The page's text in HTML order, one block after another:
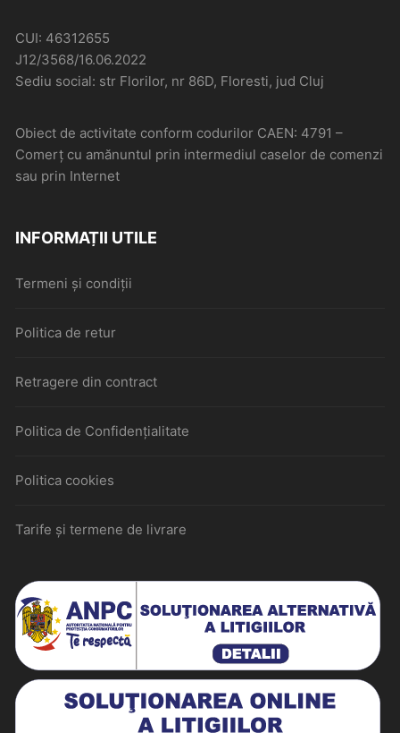
CUI: 46312655
J12/3568/16.06.2022
Sediu social: str Florilor, nr 86D, Floresti, jud Cluj
Obiect de activitate conform codurilor CAEN: 4791 –
Comerţ cu amănuntul prin intermediul caselor de comenzi
sau prin Internet
INFORMAȚII UTILE
Termeni și condiții
Politica de retur
Retragere din contract
Politica de Confidențialitate
Politica cookies
Tarife și termene de livrare